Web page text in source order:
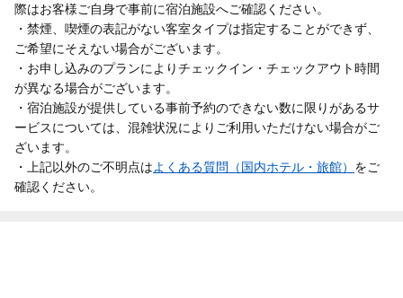
際はお客様ご自身で事前に宿泊施設へご確認ください。
・禁煙、喫煙の表記がない客室タイプは指定することができず、
ご希望にそえない場合がございます。
・お申し込みのプランによりチェックイン・チェックアウト時間
が異なる場合がございます。
・宿泊施設が提供している事前予約のできない数に限りがあるサ
ービスについては、混雑状況によりご利用いただけない場合がご
ざいます。
・上記以外のご不明点はよくある質問（国内ホテル・旅館） をご
確認ください。